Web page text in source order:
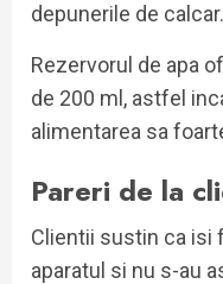
depunerile de calcar.
Rezervorul de apa
de 200 ml, astfel
alimentarea sa
Pareri de la
Clientii sustin ca isi
aparatul si nu s-au